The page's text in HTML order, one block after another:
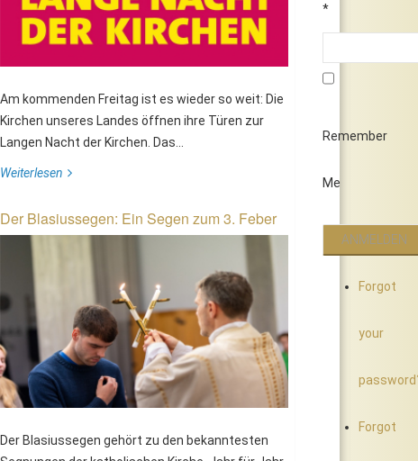
*
Remember
Me
Forgot
your
Forgot
Bosnien-Herzegovina
Am kommenden Freitag ist es wieder so weit: Die
Kirchen unseres Landes öffnen ihre Türen zur
Langen Nacht der Kirchen. Das...
Weiterlesen
Der Blasiussegen: Ein Segen zum 3. Feber
Der Blasiussegen gehört zu den bekanntesten